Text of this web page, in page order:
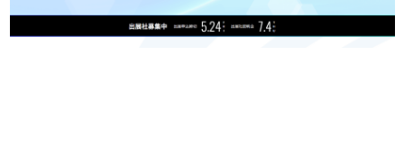
なんでゲームは面白い？
ゲーム開発者・hamatsu氏がゲームの魅力を画面や操作の
具体的な形から解き明かしていく、硬派で骨太な評論連載